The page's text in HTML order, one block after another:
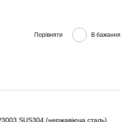
Порівняти В бажання
SUS304 (нержавіюча сталь)